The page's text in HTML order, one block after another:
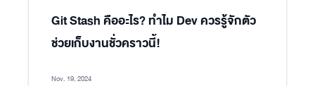
Git Stash คืออะไร? ทำไม Dev ควรรู้จักตัว
ช่วยเก็บงานชั่วคราวนี้!
Nov. 19, 2024